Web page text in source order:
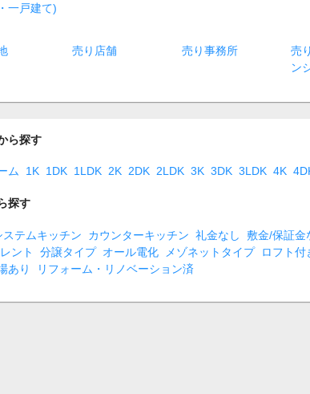
一戸建て)
売り店舗 売り事務所
売
ン
ら探す
ム 1K 1DK 1LDK 2K 2DK 2LDK 3K 3DK 3LDK 4K
探す
ステムキッチン カウンターキッチン 礼金なし 敷金/保証金
ント
分譲タイプ オール電化 メゾネットタイプ ロフト付
あり
リフォーム・リノベーション済